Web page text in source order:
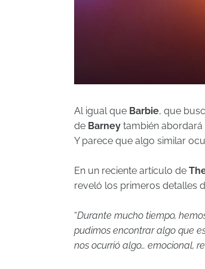
Al igual que Barbie, que
de Barney también
Y parece que algo similar
En un reciente artículo de
reveló los primeros detalles
“Durante mucho tiempo,
pudimos encontrar algo que
nos ocurrió algo… emocional,